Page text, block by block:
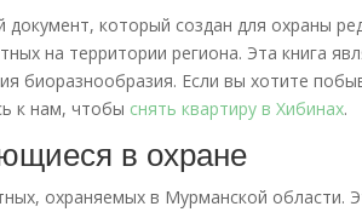
который создан для охраны
на территории региона. Эта книга
биоразнообразия. Если вы хотите
к нам, чтобы снять квартиру в Хибинах.
в охране
охраняемых в Мурманской области.